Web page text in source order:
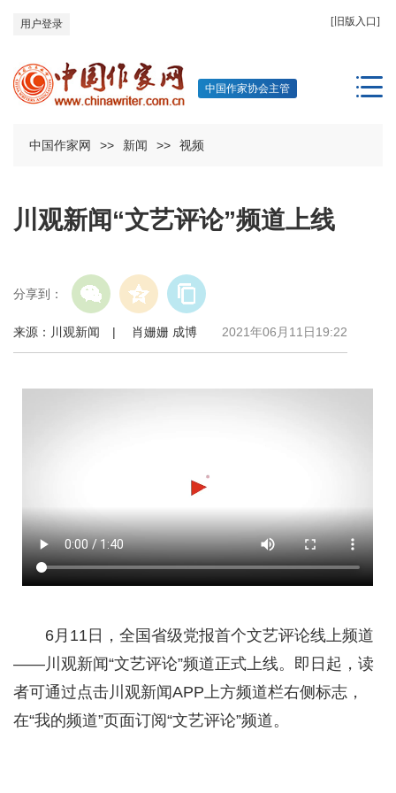
[旧版入口]
用户登录
中国作家协会主管
中国作家网 >> 新闻 >> 视频
川观新闻“文艺评论”频道上线
分享到：
来源：川观新闻 | 肖姗姗 成博 2021年06月11日19:22
6月11日，全国省级党报首个文艺评论线上频道
——川观新闻“文艺评论”频道正式上线。即日起，读
者可通过点击川观新闻APP上方频道栏右侧标志，
在“我的频道”页面订阅“文艺评论”频道。